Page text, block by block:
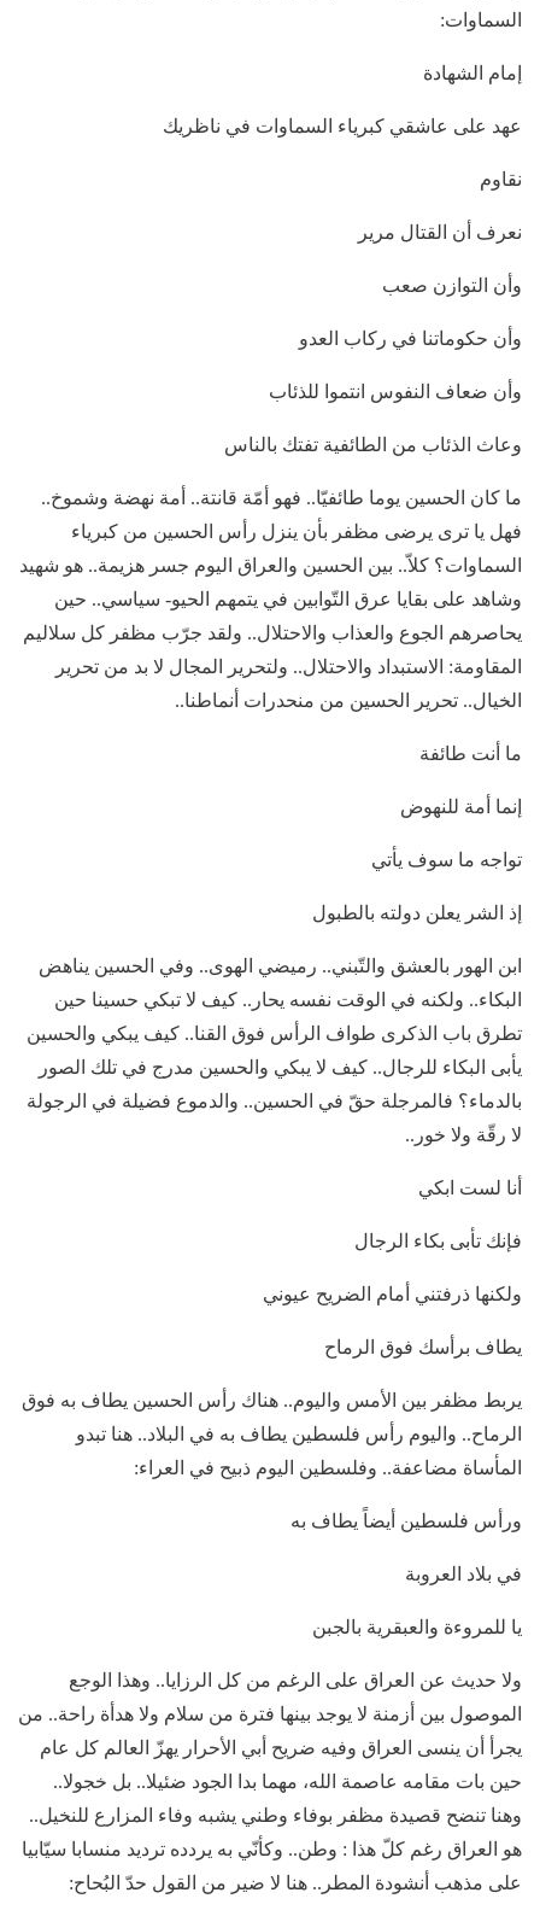
السماوات:
إمام الشهادة
عهد على عاشقي كبرياء السماوات في ناظريك
نقاوم
نعرف أن القتال مرير
وأن التوازن صعب
وأن حكوماتنا في ركاب العدو
وأن ضعاف النفوس انتموا للذئاب
وعاث الذئاب من الطائفية تفتك بالناس
ما كان الحسين يوما طائفيّا.. فهو أمّة قانتة.. أمة نهضة وشموخ..
فهل يا ترى يرضى مظفر بأن ينزل رأس الحسين من كبرياء
السماوات؟ كلاّ.. بين الحسين والعراق اليوم جسر هزيمة.. هو شهيد
وشاهد على بقايا عرق التّوابين في يتمهم الحيو- سياسي.. حين
يحاصرهم الجوع والعذاب والاحتلال.. ولقد جرّب مظفر كل سلاليم
المقاومة: الاستبداد والاحتلال.. ولتحرير المجال لا بد من تحرير
الخيال.. تحرير الحسين من منحدرات أنماطنا..
ما أنت طائفة
إنما أمة للنهوض
تواجه ما سوف يأتي
إذ الشر يعلن دولته بالطبول
ابن الهور بالعشق والتّبني.. رميضي الهوى.. وفي الحسين يناهض
البكاء.. ولكنه في الوقت نفسه يحار.. كيف لا تبكي حسينا حين
تطرق باب الذكرى طواف الرأس فوق القنا.. كيف يبكي والحسين
يأبى البكاء للرجال.. كيف لا يبكي والحسين مدرج في تلك الصور
بالدماء؟ فالمرجلة حقّ في الحسين.. والدموع فضيلة في الرجولة
لا رقّة ولا خور..
أنا لست ابكي
فإنك تأبى بكاء الرجال
ولكنها ذرفتني أمام الضريح عيوني
يطاف برأسك فوق الرماح
يربط مظفر بين الأمس واليوم.. هناك رأس الحسين يطاف به فوق
الرماح.. واليوم رأس فلسطين يطاف به في البلاد.. هنا تبدو
المأساة مضاعفة.. وفلسطين اليوم ذبيح في العراء:
ورأس فلسطين أيضاً يطاف به
في بلاد العروبة
يا للمروءة والعبقرية بالجبن
ولا حديث عن العراق على الرغم من كل الرزايا.. وهذا الوجع
الموصول بين أزمنة لا يوجد بينها فترة من سلام ولا هدأة راحة.. من
يجرأ أن ينسى العراق وفيه ضريح أبي الأحرار يهزّ العالم كل عام
حين بات مقامه عاصمة الله، مهما بدا الجود ضئيلا.. بل خجولا..
وهنا تنضح قصيدة مظفر بوفاء وطني يشبه وفاء المزارع للنخيل..
هو العراق رغم كلّ هذا : وطن.. وكأنّي به يردده ترديد منسابا سيّابيا
على مذهب أنشودة المطر.. هنا لا ضير من القول حدّ البُحاح: